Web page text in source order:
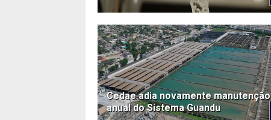
Cedae adia novamente manutenção
anual do Sistema Guandu